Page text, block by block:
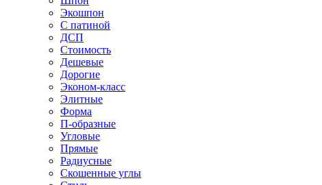
Экошпон
С патиной
ДСП
Стоимость
Дешевые
Дорогие
Эконом-класс
Элитные
Форма
П-образные
Угловые
Прямые
Радиусные
Скошенные углы